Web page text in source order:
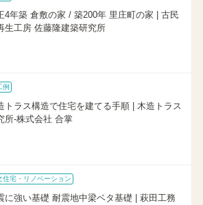
4年築 倉敷の家 / 築200年 里庄町の家 | 古民
生工房 佐藤隆建築研究所
例
トラス構造で住宅を建てる手順 | 木造トラス
所-株式会社 合掌
住宅・リノベーション
に強い基礎 耐震地中梁ベタ基礎 | 萩田工務